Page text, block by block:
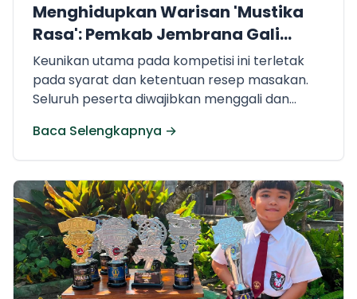
Menghidupkan Warisan 'Mustika
Rasa': Pemkab Jembrana Gali
Keteladanan Bung Karno Lewat
Lomba Cipta Menu Kuliner
Keunikan utama pada kompetisi ini terletak
pada syarat dan ketentuan resep masakan.
Seluruh peserta diwajibkan menggali dan
buku kuliner legendaris Mustika Rasa—buku
kumpulan resep Nusantara yang diprakarsai
oleh Presiden Pertama Republik Indonesia, Ir.
Soekarno. Melalui panduan resep historis
tersebut, para peserta berhasil
menghidangkan berbagai kreasi olahan
pangan lokal yang tidak hanya lezat tetapi
juga bergizi, beragam, aman dan seimbang.
Baca Selengkapnya →